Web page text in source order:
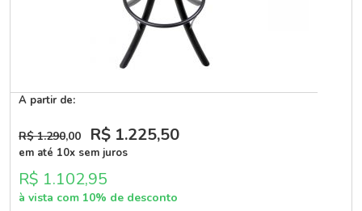
A partir de:
R$ 1.290,00 R$ 1.225,50
em até 10x sem juros
R$ 1.102,95
à vista com 10% de desconto